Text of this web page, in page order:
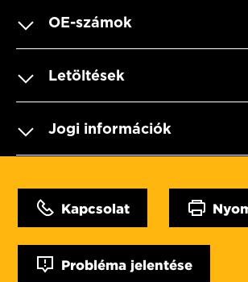
OE-számok
Letöltések
Jogi információk
Kapcsolat
Probléma jelentése